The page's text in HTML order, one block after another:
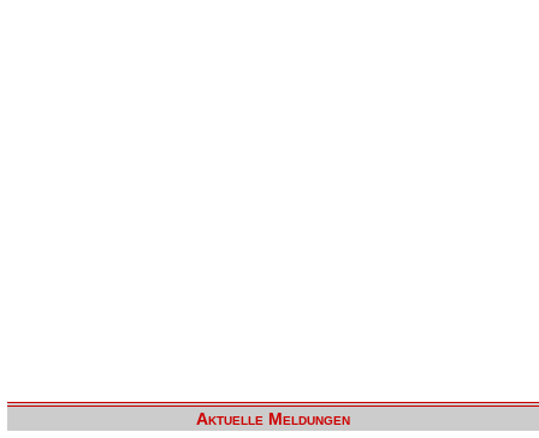
Aktuelle Meldungen